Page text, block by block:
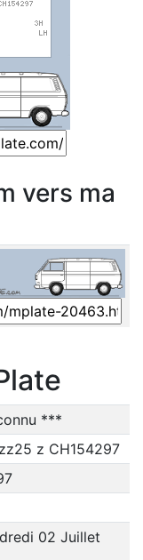
vers ma
***
z CH154297
02 Juillet